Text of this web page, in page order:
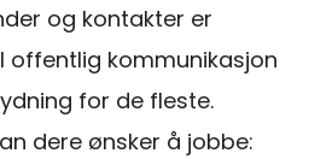
og kontakter er
offentlig kommunikasjon
for de fleste.
dere ønsker å jobbe: